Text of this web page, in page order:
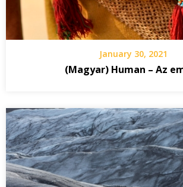
January 30, 2021
(Magyar) Human – Az